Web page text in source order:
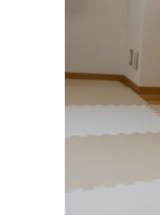
学校法⼈諏訪森学園 諏訪
社会福祉法人野田福祉会